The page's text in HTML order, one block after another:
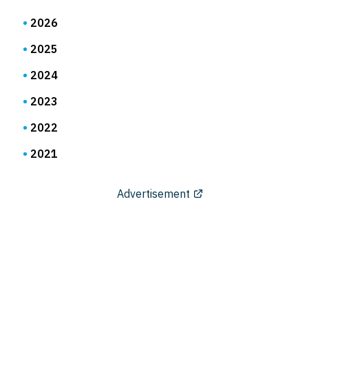
2026
2025
2024
2023
2022
2021
Advertisement